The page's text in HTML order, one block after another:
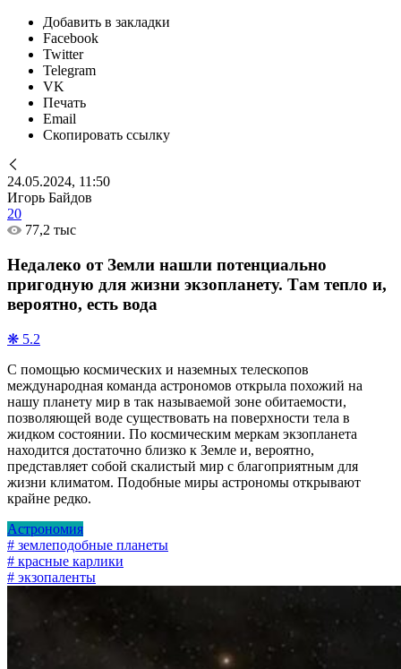
Добавить в закладки
Facebook
Twitter
Telegram
VK
Печать
Email
Скопировать ссылку
24.05.2024, 11:50
Игорь Байдов
20
77,2 тыс
Недалеко от Земли нашли потенциально
пригодную для жизни экзопланету. Там тепло и,
вероятно, есть вода
❋ 5.2
С помощью космических и наземных телескопов
международная команда астрономов открыла похожий на
нашу планету мир в так называемой зоне обитаемости,
позволяющей воде существовать на поверхности тела в
жидком состоянии. По космическим меркам экзопланета
находится достаточно близко к Земле и, вероятно,
представляет собой скалистый мир с благоприятным для
жизни климатом. Подобные миры астрономы открывают
крайне редко.
Астрономия
# землеподобные планеты
# красные карлики
# экзопаленты